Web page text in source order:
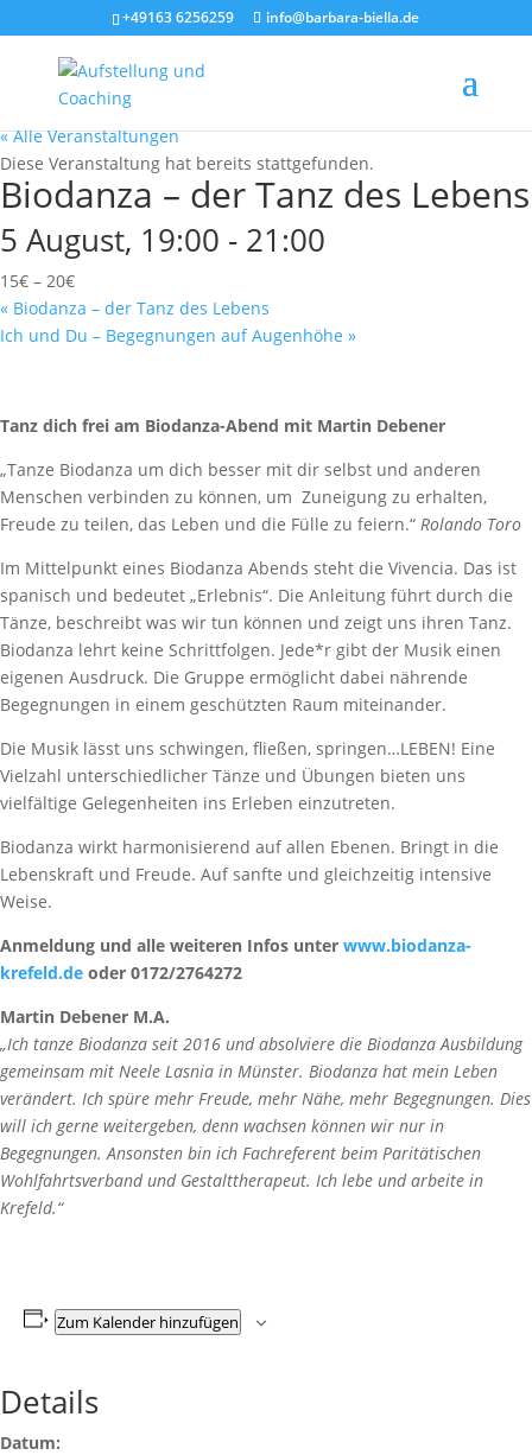
+49163 6256259 info@barbara-biella.de
« Alle Veranstaltungen
Diese Veranstaltung hat bereits stattgefunden.
Biodanza – der Tanz des Lebens
5 August, 19:00 - 21:00
15€ – 20€
« Biodanza – der Tanz des Lebens
Ich und Du – Begegnungen auf Augenhöhe »
Tanz dich frei am Biodanza-Abend mit Martin Debener
„Tanze Biodanza um dich besser mit dir selbst und anderen
Menschen verbinden zu können, um Zuneigung zu erhalten,
Freude zu teilen, das Leben und die Fülle zu feiern.“ Rolando Toro
Im Mittelpunkt eines Biodanza Abends steht die Vivencia. Das ist
spanisch und bedeutet „Erlebnis“. Die Anleitung führt durch die
Tänze, beschreibt was wir tun können und zeigt uns ihren Tanz.
Biodanza lehrt keine Schrittfolgen. Jede*r gibt der Musik einen
eigenen Ausdruck. Die Gruppe ermöglicht dabei nährende
Begegnungen in einem geschützten Raum miteinander.
Die Musik lässt uns schwingen, fließen, springen…LEBEN! Eine
Vielzahl unterschiedlicher Tänze und Übungen bieten uns
vielfältige Gelegenheiten ins Erleben einzutreten.
Biodanza wirkt harmonisierend auf allen Ebenen. Bringt in die
Lebenskraft und Freude. Auf sanfte und gleichzeitig intensive
Weise.
Anmeldung und alle weiteren Infos unter www.biodanza-
krefeld.de oder 0172/2764272
Martin Debener M.A.
„Ich tanze Biodanza seit 2016 und absolviere die Biodanza Ausbildung
gemeinsam mit Neele Lasnia in Münster. Biodanza hat mein Leben
verändert. Ich spüre mehr Freude, mehr Nähe, mehr Begegnungen. Dies
will ich gerne weitergeben, denn wachsen können wir nur in
Begegnungen. Ansonsten bin ich Fachreferent beim Paritätischen
Wohlfahrtsverband und Gestalttherapeut. Ich lebe und arbeite in
Krefeld.“
Zum Kalender hinzufügen
Details
Datum: